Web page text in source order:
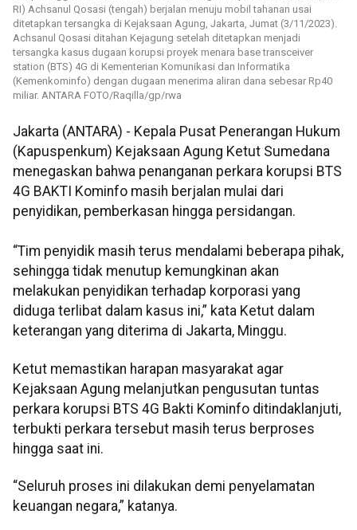
RI) Achsanul Qosasi (tengah) berjalan menuju mobil tahanan usai
ditetapkan tersangka di Kejaksaan Agung, Jakarta, Jumat (3/11/2023).
Achsanul Qosasi ditahan Kejagung setelah ditetapkan menjadi
tersangka kasus dugaan korupsi proyek menara base transceiver
station (BTS) 4G di Kementerian Komunikasi dan Informatika
(Kemenkominfo) dengan dugaan menerima aliran dana sebesar Rp40
miliar. ANTARA FOTO/Raqilla/gp/rwa
Jakarta (ANTARA) - Kepala Pusat Penerangan Hukum
(Kapuspenkum) Kejaksaan Agung Ketut Sumedana
menegaskan bahwa penanganan perkara korupsi BTS
4G BAKTI Kominfo masih berjalan mulai dari
penyidikan, pemberkasan hingga persidangan.
“Tim penyidik masih terus mendalami beberapa pihak,
sehingga tidak menutup kemungkinan akan
melakukan penyidikan terhadap korporasi yang
diduga terlibat dalam kasus ini,” kata Ketut dalam
keterangan yang diterima di Jakarta, Minggu.
Ketut memastikan harapan masyarakat agar
Kejaksaan Agung melanjutkan pengusutan tuntas
perkara korupsi BTS 4G Bakti Kominfo ditindaklanjuti,
terbukti perkara tersebut masih terus berproses
hingga saat ini.
“Seluruh proses ini dilakukan demi penyelamatan
keuangan negara,” katanya.